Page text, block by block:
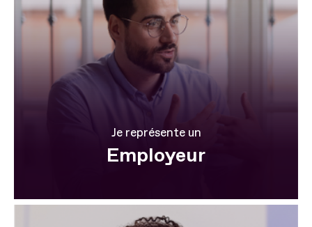
Je représente un
Employeur